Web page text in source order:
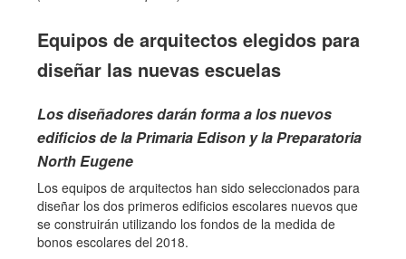
Equipos de arquitectos elegidos para
diseñar las nuevas escuelas
Los diseñadores darán forma a los nuevos
edificios de la Primaria Edison y la Preparatoria
North Eugene
Los equipos de arquitectos han sido seleccionados para
diseñar los dos primeros edificios escolares nuevos que
se construirán utilizando los fondos de la medida de
bonos escolares del 2018.